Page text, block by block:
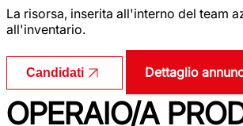
La risorsa, inserita all'interno del team
all'inventario.
Candidati Dettaglio
OPERAIO/A